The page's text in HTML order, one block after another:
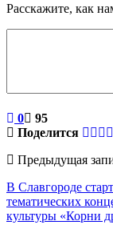
Расскажите, как
0
95
Поделится
Предыдущая
В Славгороде
тематических
культуры «Корни